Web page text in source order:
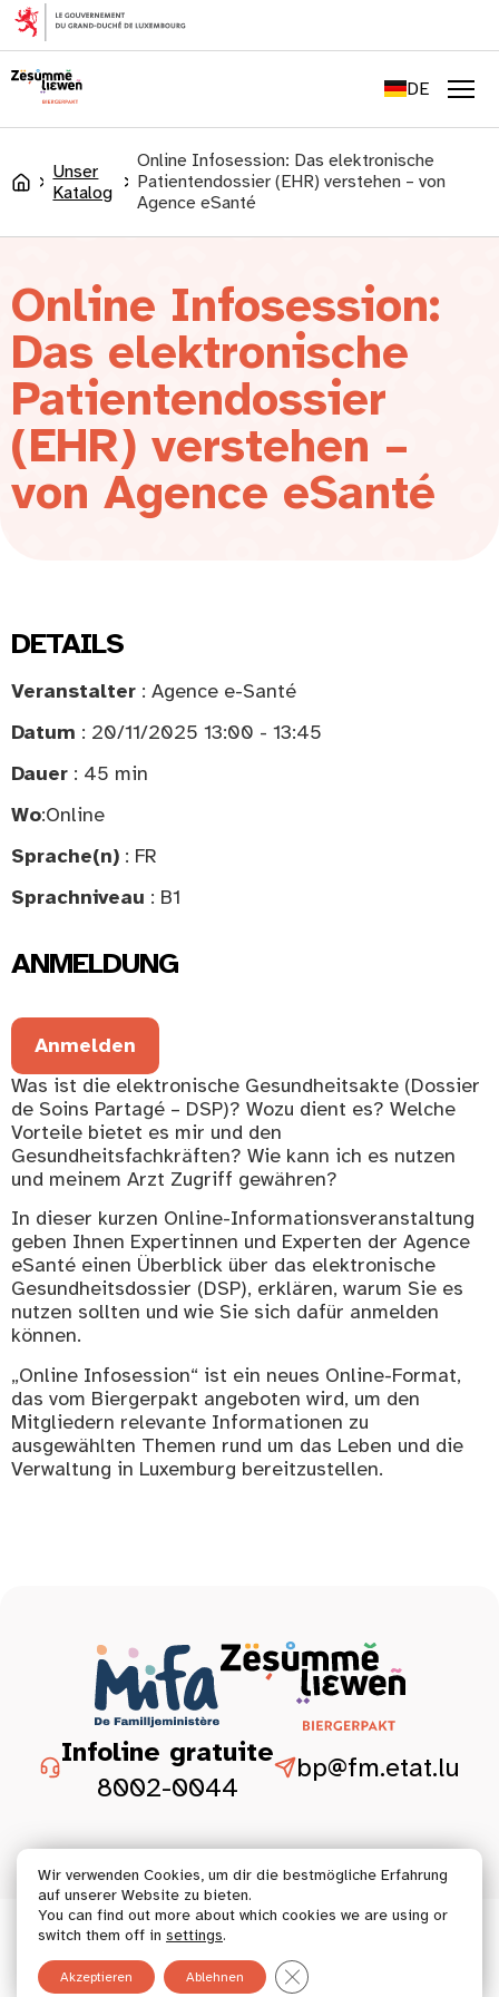
springen
DE
LU
Accueil
Unser
Katalog
Online Infosession: Das elektronische
Patientendossier (EHR) verstehen – von
Agence eSanté
Online Infosession:
Das elektronische
Patientendossier
(EHR) verstehen –
von Agence eSanté
DETAILS
Veranstalter : Agence e-Santé
Datum : 20/11/2025 13:00 - 13:45
Dauer : 45 min
Wo:Online
Sprache(n) : FR
Sprachniveau : B1
ANMELDUNG
Anmelden
Was ist die elektronische Gesundheitsakte (Dossier
de Soins Partagé – DSP)? Wozu dient es? Welche
Vorteile bietet es mir und den
Gesundheitsfachkräften? Wie kann ich es nutzen
und meinem Arzt Zugriff gewähren?
In dieser kurzen Online-Informationsveranstaltung
geben Ihnen Expertinnen und Experten der Agence
eSanté einen Überblick über das elektronische
Gesundheitsdossier (DSP), erklären, warum Sie es
nutzen sollten und wie Sie sich dafür anmelden
können.
„Online Infosession“ ist ein neues Online-Format,
das vom Biergerpakt angeboten wird, um den
Mitgliedern relevante Informationen zu
ausgewählten Themen rund um das Leben und die
Verwaltung in Luxemburg bereitzustellen.
Infoline gratuite
8002-0044
bp@fm.etat.lu
© 2026 Tous droits réservés.
Wir verwenden Cookies, um dir die bestmögliche Erfahrung
auf unserer Website zu bieten.
You can find out more about which cookies we are using or
switch them off in settings.
Akzeptieren Ablehnen GDPR Cookie-Banner